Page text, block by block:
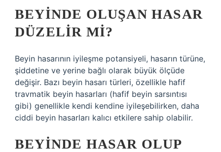
BEYINDE OLUŞAN HASAR
DÜZELIR MI?
Beyin hasarının iyileşme potansiyeli, hasarın türüne,
şiddetine ve yerine bağlı olarak büyük ölçüde
değişir. Bazı beyin hasarı türleri, özellikle hafif
travmatik beyin hasarları (hafif beyin sarsıntısı
gibi) genellikle kendi kendine iyileşebilirken, daha
ciddi beyin hasarları kalıcı etkilere sahip olabilir.
BEYINDE HASAR OLUP